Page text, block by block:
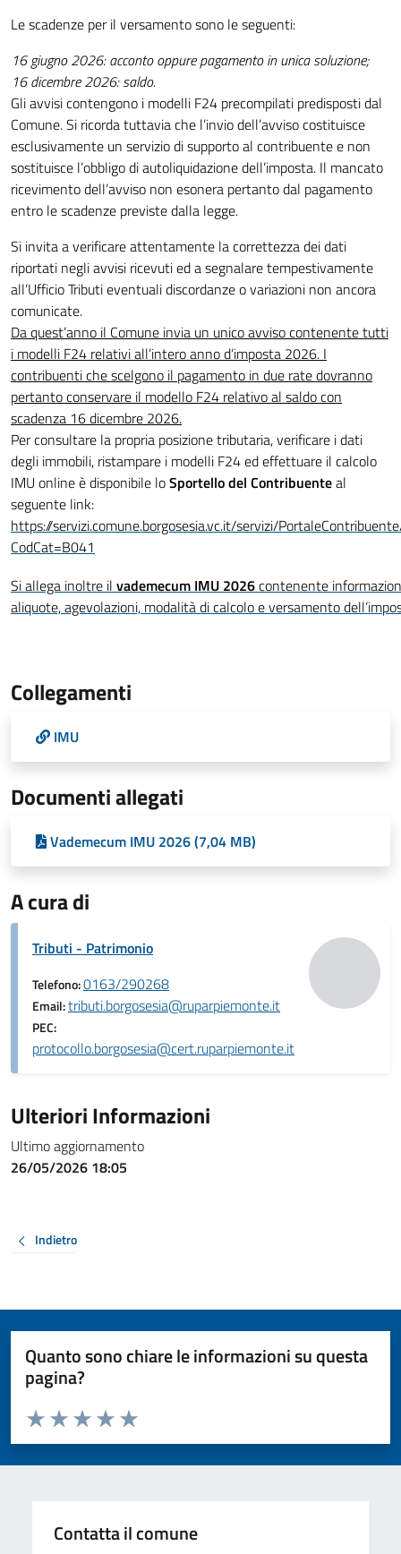
Le scadenze per il versamento sono le seguenti:
16 giugno 2026: acconto oppure pagamento in unica soluzione;
16 dicembre 2026: saldo.
Gli avvisi contengono i modelli F24 precompilati predisposti dal
Comune. Si ricorda tuttavia che l’invio dell’avviso costituisce
esclusivamente un servizio di supporto al contribuente e non
sostituisce l’obbligo di autoliquidazione dell’imposta. Il mancato
ricevimento dell’avviso non esonera pertanto dal pagamento
entro le scadenze previste dalla legge.
Si invita a verificare attentamente la correttezza dei dati
riportati negli avvisi ricevuti ed a segnalare tempestivamente
all’Ufficio Tributi eventuali discordanze o variazioni non ancora
comunicate.
Da quest’anno il Comune invia un unico avviso contenente tutti
i modelli F24 relativi all’intero anno d’imposta 2026. I
contribuenti che scelgono il pagamento in due rate dovranno
pertanto conservare il modello F24 relativo al saldo con
scadenza 16 dicembre 2026.
Per consultare la propria posizione tributaria, verificare i dati
degli immobili, ristampare i modelli F24 ed effettuare il calcolo
IMU online è disponibile loSportello del Contribuenteal
seguente link:
https://servizi.comune.borgosesia.vc.it/servizi/
CodCat=B041
Si allega inoltre il vademecum IMU 2026contenente
aliquote, agevolazioni, modalità di calcolo e versamento
Collegamenti
IMU
Documenti allegati
Vademecum IMU 2026 (7,04 MB)
A cura di
Tributi - Patrimonio
Telefono:0163/290268
Email:tributi.borgosesia@ruparpiemonte.it
PEC:
protocollo.borgosesia@cert.ruparpiemonte.it
Ulteriori Informazioni
Ultimo aggiornamento
26/05/2026 18:05
Indietro
Quanto sono chiare le informazioni su questa
pagina?
Valuta da 1 a 5 stelle la pagina
Valuta 5 stelle su 5
Valuta 4 stelle su 5
Valuta 3 stelle su 5
Valuta 2 stelle su 5
Valuta 1 stelle su 5
Contatta il comune